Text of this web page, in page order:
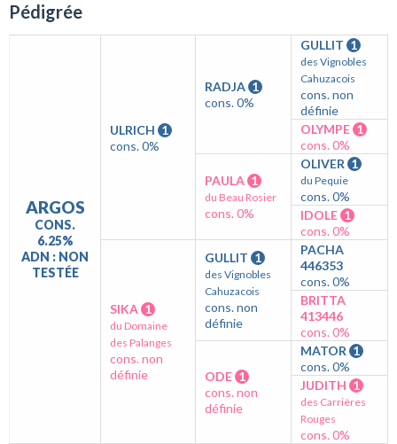
Pédigrée
ARGOS
CONS.
6.25%
ADN : NON
TESTÉE
ULRICH 1
cons. 0%
RADJA 1
cons. 0%
GULLIT 1
des Vignobles
Cahuzacois
cons. non
définie
OLYMPE 1
cons. 0%
PAULA 1
du Beau Rosier
cons. 0%
OLIVER 1
du Pequie
cons. 0%
IDOLE 1
cons. 0%
SIKA 1
du Domaine
des Palanges
cons. non
définie
GULLIT 1
des Vignobles
Cahuzacois
cons. non
définie
PACHA
446353
cons. 0%
BRITTA
413446
cons. 0%
ODE 1
cons. non
définie
MATOR 1
cons. 0%
JUDITH 1
des Carrières
Rouges
cons. 0%